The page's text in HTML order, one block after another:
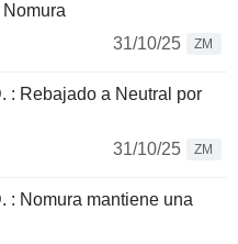
31/10/25
ZM
: Rebajado a Neutral por
31/10/25
ZM
: Nomura mantiene una